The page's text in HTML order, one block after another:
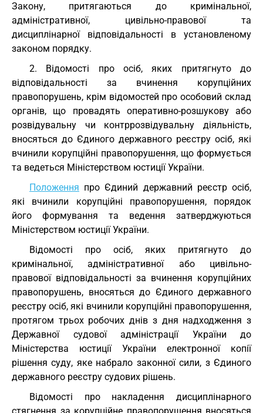
Закону, притягаються до кримінальної,
адміністративної, цивільно-правової та
дисциплінарної відповідальності в установленому
законом порядку.
2. Відомості про осіб, яких притягнуто до
відповідальності за вчинення корупційних
правопорушень, крім відомостей про особовий склад
органів, що провадять оперативно-розшукову або
розвідувальну чи контррозвідувальну діяльність,
вносяться до Єдиного державного реєстру осіб, які
вчинили корупційні правопорушення, що формується
та ведеться Міністерством юстиції України.
Положення про Єдиний державний реєстр осіб,
які вчинили корупційні правопорушення, порядок
його формування та ведення затверджуються
Міністерством юстиції України.
Відомості про осіб, яких притягнуто до
кримінальної, адміністративної або цивільно-
правової відповідальності за вчинення корупційних
правопорушень, вносяться до Єдиного державного
реєстру осіб, які вчинили корупційні правопорушення,
протягом трьох робочих днів з дня надходження з
Державної судової адміністрації України до
Міністерства юстиції України електронної копії
рішення суду, яке набрало законної сили, з Єдиного
державного реєстру судових рішень.
Відомості про накладення дисциплінарного